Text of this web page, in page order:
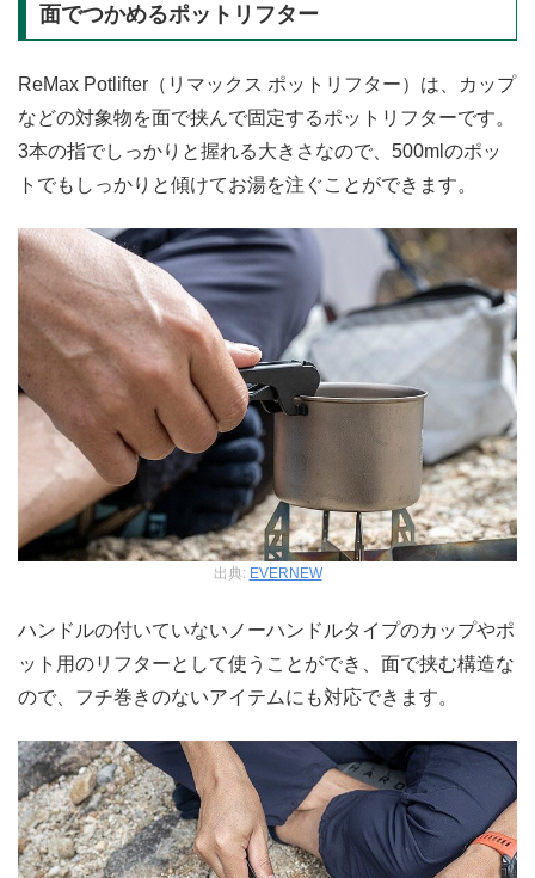
面でつかめるポットリフター
ReMax Potlifter（リマックス ポットリフター）は、カップ
などの対象物を面で挟んで固定するポットリフターです。
3本の指でしっかりと握れる大きさなので、500mlのポッ
トでもしっかりと傾けてお湯を注ぐことができます。
出典: EVERNEW
ハンドルの付いていないノーハンドルタイプのカップやポ
ット用のリフターとして使うことができ、面で挟む構造な
ので、フチ巻きのないアイテムにも対応できます。